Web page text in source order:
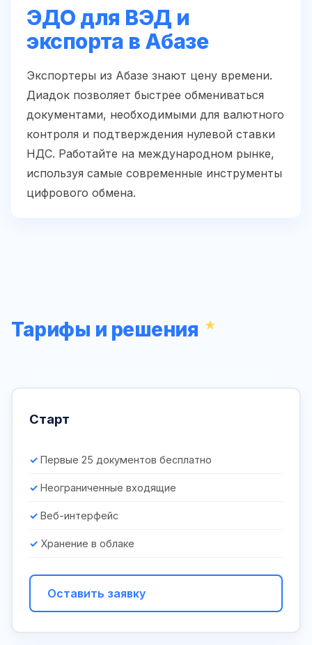
ЭДО для ВЭД и
экспорта в Абазе
Экспортеры из Абазе знают цену времени.
Диадок позволяет быстрее обмениваться
документами, необходимыми для валютного
контроля и подтверждения нулевой ставки
НДС. Работайте на международном рынке,
используя самые современные инструменты
цифрового обмена.
Тарифы и решения
Старт
Первые 25 документов бесплатно
Неограниченные входящие
Веб-интерфейс
Хранение в облаке
Оставить заявку